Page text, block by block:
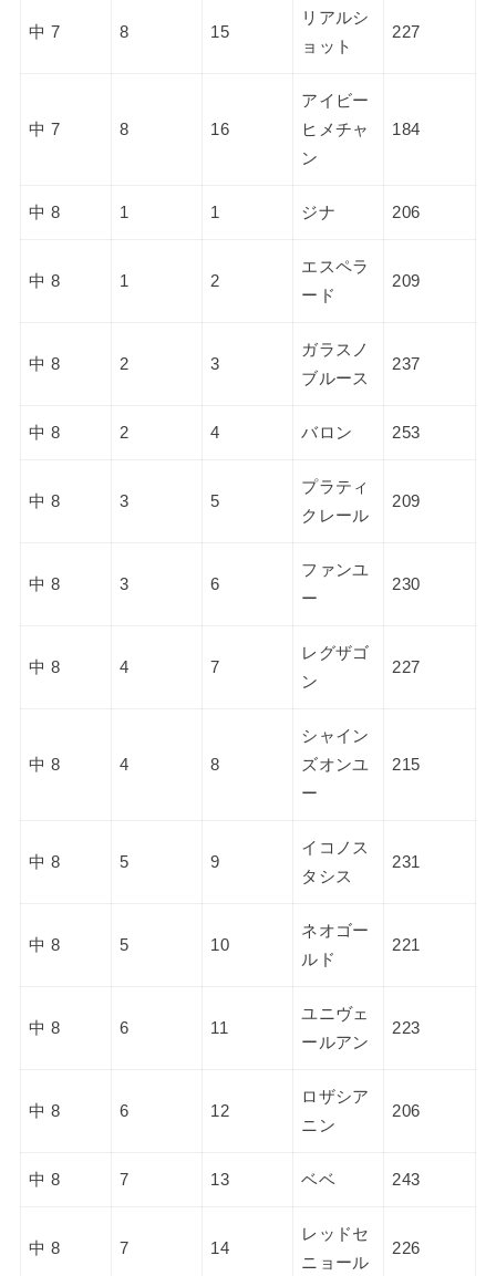
中 7 8 15
リアルシ
ョット
227
中 7 8 16
アイビー
ヒメチャ
ン
184
中 8 1 1 ジナ 206
中 8 1 2
エスペラ
ード
209
中 8 2 3
ガラスノ
ブルース
237
中 8 2 4 バロン 253
中 8 3 5
プラティ
クレール
209
中 8 3 6
ファンユ
ー
230
中 8 4 7
レグザゴ
ン
227
中 8 4 8
シャイン
ズオンユ
ー
215
中 8 5 9
イコノス
タシス
231
中 8 5 10
ネオゴー
ルド
221
中 8 6 11
ユニヴェ
ールアン
223
中 8 6 12
ロザシア
ニン
206
中 8 7 13 ベベ 243
中 8 7 14
レッドセ
ニョール
226